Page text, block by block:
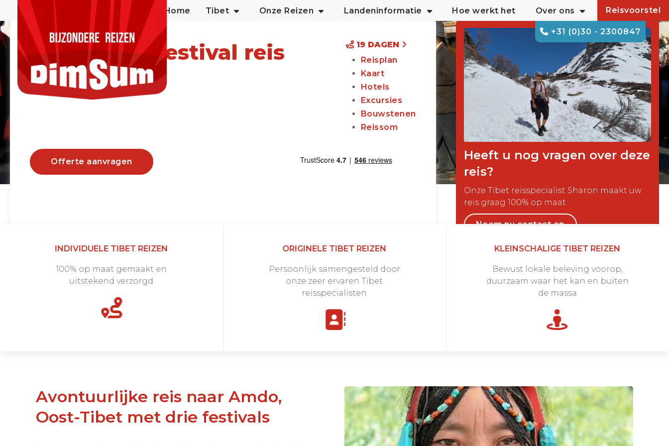
+31 (0)30 - 2300847
Home Tibet Onze Reizen Landeninformatie Hoe werkt het Over ons Reisvoorstel
Oost Tibet Festival reis
Vanaf €2995
19 DAGEN
Reisplan
Kaart
Hotels
Excursies
Bouwstenen
Reissom
Offerte aanvragen
Heeft u nog vragen over deze
reis?
Onze Tibet reisspecialist Sharon maakt uw
reis graag 100% op maat
Neem nu contact op
INDIVIDUELE TIBET REIZEN
100% op maat gemaakt en
uitstekend verzorgd
ORIGINELE TIBET REIZEN
Persoonlijk samengesteld door
onze zeer ervaren Tibet
reisspecialisten
KLEINSCHALIGE TIBET REIZEN
Bewust lokale beleving voorop,
duurzaam waar het kan en buiten
de massa
Avontuurlijke reis naar Amdo,
Oost-Tibet met drie festivals